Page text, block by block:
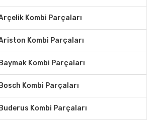
Kombi Parçaları
Kombi Parçaları
Baymak Kombi Parçaları
Bosch Kombi Parçaları
Buderus Kombi Parçaları